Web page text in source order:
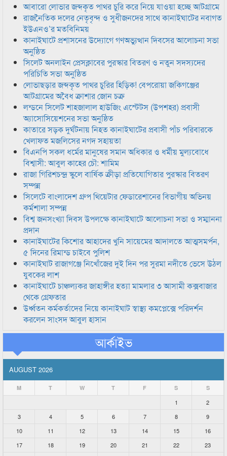
আবারো লোভার জব্দকৃত পাথর চুরি করে নিয়ে যাওয়া হচ্ছে আটগ্রামে
রাজনৈতিক দলের নেতৃবৃন্দ ও সুধীজনদের সাথে কানাইঘাটের নবাগত
ইউএনও’র মতবিনিময়
কানাইঘাটে প্রশাসনের উদ্যোগে গণঅভ্যুত্থান দিবসের আলোচনা সভা
অনুষ্ঠিত
সিলেট অনলাইন প্রেসক্লাবের পুরস্কার বিতরণ ও নতুন সদস্যদের
পরিচিতি সভা অনুষ্ঠিত
লোভাছড়ার জব্দকৃত পাথর চুরির হিড়িক! বেপরোয়া জকিগঞ্জের
আটগ্রামের অবৈধ ক্রাশার জোন চক্র
লন্ডনে সিলেট শাহজালাল হাউজিং এস্টেটস (উপশহর) প্রবাসী
অ্যাসোসিয়েশনের সভা অনুষ্ঠিত
কাতারে সড়ক দুর্ঘটনায় নিহত কানাইঘাটের প্রবাসী পাঁচ পরিবারকে
খেলাফত মজলিসের নগদ সহায়তা
বিএনপি সকল ধর্মের মানুষের সমান অধিকার ও ধর্মীয় মুল্যবোধে
বিশ্বাসী: আবুল কাহের চৌ: শামিম
রাজা গিরিশচন্দ্র স্কুলে বার্ষিক ক্রীড়া প্রতিযোগিতার পুরস্কার বিতরণ
সম্পন্ন
সিলেটে বাংলাদেশ গ্রুপ থিয়েটার ফেডারেশানের বিভাগীয় অভিনয়
কর্মশালা সম্পন্ন
বিশ্ব জনসংখ্যা দিবস উপলক্ষে কানাইঘাটে আলোচনা সভা ও সম্মাননা
প্রদান
কানাইঘাটের কিশোর আহাদের খুনি সায়েমের আদালতে আত্মসমর্পন,
৫ দিনের রিমান্ড চাইবে পুলিশ
কানাইঘাট রাজাগঞ্জে নিখোঁজের দুই দিন পর সুরমা নদীতে ভেসে উঠল
যুবকের লাশ
কানাইঘাটে চাঞ্চল্যকর জাহাঙ্গীর হত্যা মামলার ৩ আসামী কক্সবাজার
থেকে গ্রেফতার
উর্ধ্বতন কর্মকর্তাদের নিয়ে কানাইঘাট স্বাস্থ্য কমপ্লেক্সে পরিদর্শন
করলেন সাংসদ আবুল হাসান
আর্কাইভ
AUGUST 2026
M T W T F S S
1
2
3
4 5 6 7 8
9
10
11 12 13 14 15
16
17
18 19 20 21 22
23